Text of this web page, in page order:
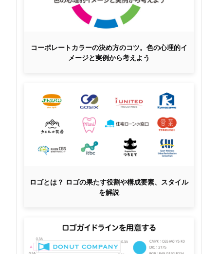
コーポレートカラーの決め方のコツ。色の心理的イ
メージと実例から考えよう
ロゴとは？ ロゴの果たす役割や構成要素、スタイル
を解説